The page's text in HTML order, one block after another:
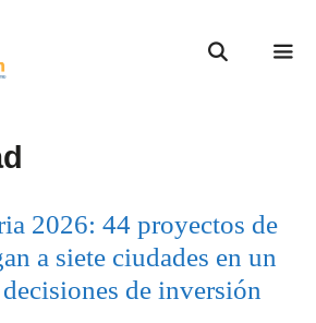
2026: 44 proyectos de
a siete ciudades en un
de inversión